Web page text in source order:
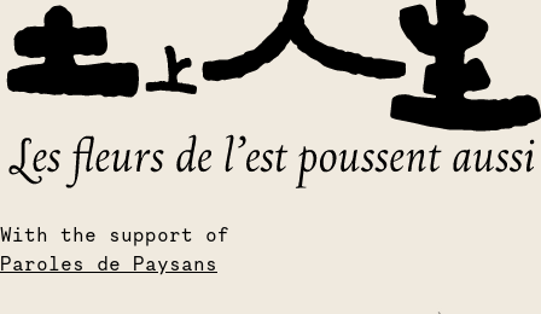
With the support of
Paroles de Paysans